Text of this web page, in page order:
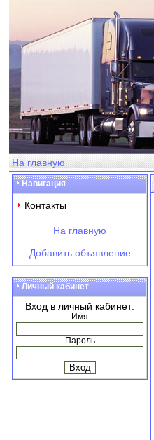
На главную
Навигация
Контакты
На главную
Добавить объявление
Личный кабинет
Вход в личный кабинет:
Имя
Пароль